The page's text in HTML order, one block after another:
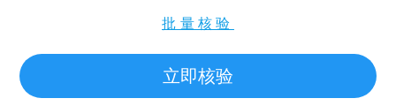
批量核验
立即核验